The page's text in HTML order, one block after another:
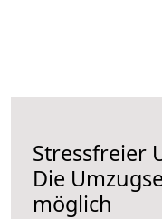
Stressfreier
Die
möglich